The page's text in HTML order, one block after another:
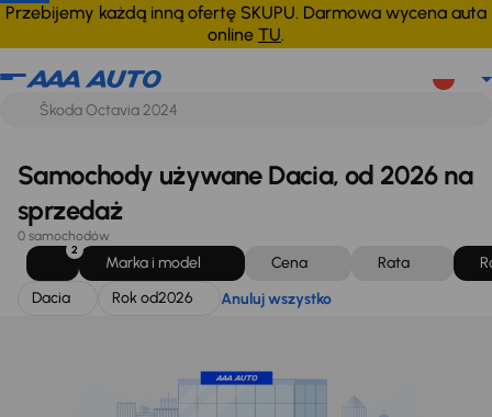
Przebijemy każdą inną ofertę SKUPU. Darmowa wycena auta
online TU.
Dacia Rok od2026 Anuluj wszystko
Samochody używane Dacia, od 2026 na
sprzedaż
0 samochodów
2
Marka i model Cena Rata
Dacia
Rok od2026 Anuluj wszystko